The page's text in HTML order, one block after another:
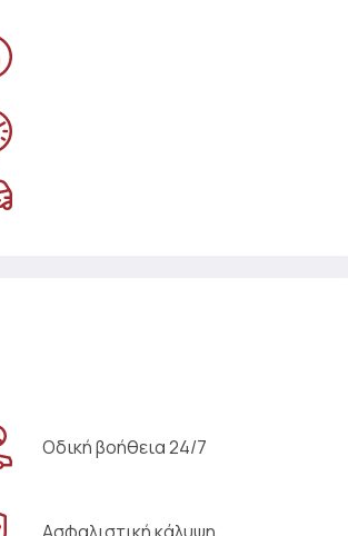
Οδική βοήθεια 24/7
Ασφαλιστική κάλυψη